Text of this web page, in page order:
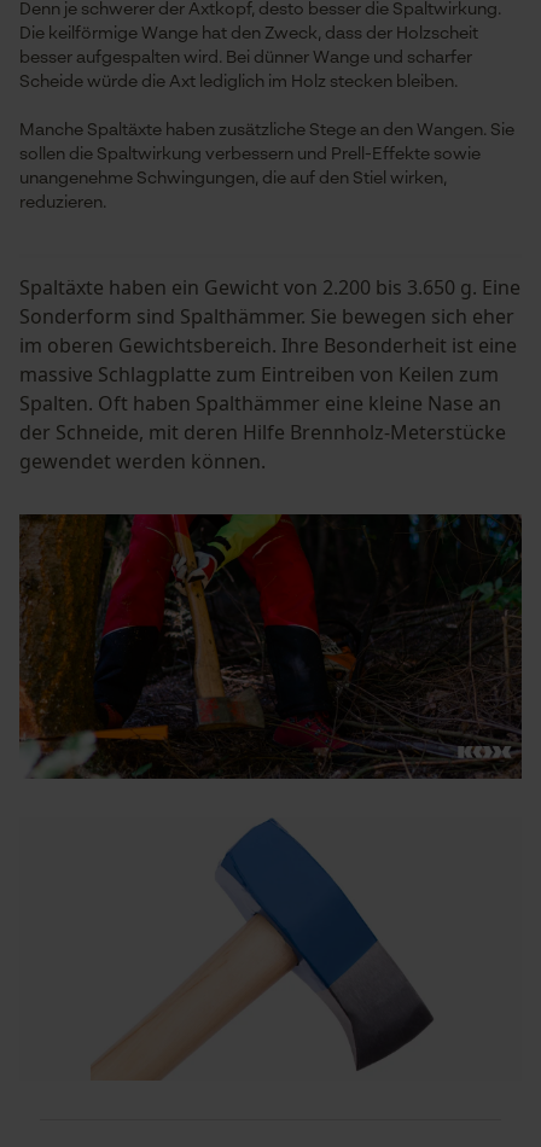
Denn je schwerer der Axtkopf, desto besser die Spaltwirkung.
Die keilförmige Wange hat den Zweck, dass der Holzscheit
besser aufgespalten wird. Bei dünner Wange und scharfer
Scheide würde die Axt lediglich im Holz stecken bleiben.
Manche Spaltäxte haben zusätzliche Stege an den Wangen. Sie
sollen die Spaltwirkung verbessern und Prell-Effekte sowie
unangenehme Schwingungen, die auf den Stiel wirken,
reduzieren.
Spaltäxte haben ein Gewicht von 2.200 bis 3.650 g. Eine
Sonderform sind Spalthämmer. Sie bewegen sich eher
im oberen Gewichtsbereich. Ihre Besonderheit ist eine
massive Schlagplatte zum Eintreiben von Keilen zum
Spalten. Oft haben Spalthämmer eine kleine Nase an
der Schneide, mit deren Hilfe Brennholz-Meterstücke
gewendet werden können.